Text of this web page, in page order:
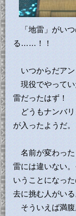
「地雷」がいつ
る……！！
いつからだアン
現役でやってい
雷だったはず！
どうもナンバリ
が入ったようだ。
名前が変わった
雷には違いない
いうことになっ
去に挑む人がい
そういえば満腹